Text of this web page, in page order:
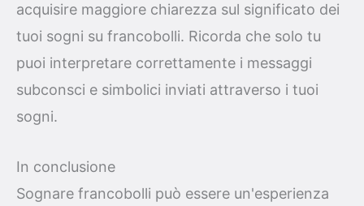
acquisire maggiore chiarezza sul significato dei
tuoi sogni su francobolli. Ricorda che solo tu
puoi interpretare correttamente i messaggi
subconsci e simbolici inviati attraverso i tuoi
sogni.
In conclusione
Sognare francobolli può essere un'esperienza